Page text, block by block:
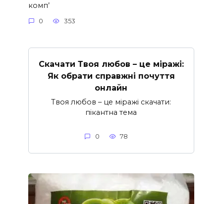
комп’
0 353
Скачати Твоя любов – це міражі:
Як обрати справжні почуття
онлайн
Твоя любов – це міражі скачати:
пікантна тема
0 78